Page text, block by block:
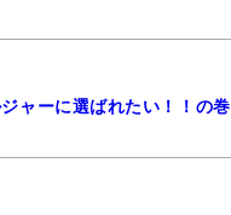
ャーに選ばれたい！！の巻